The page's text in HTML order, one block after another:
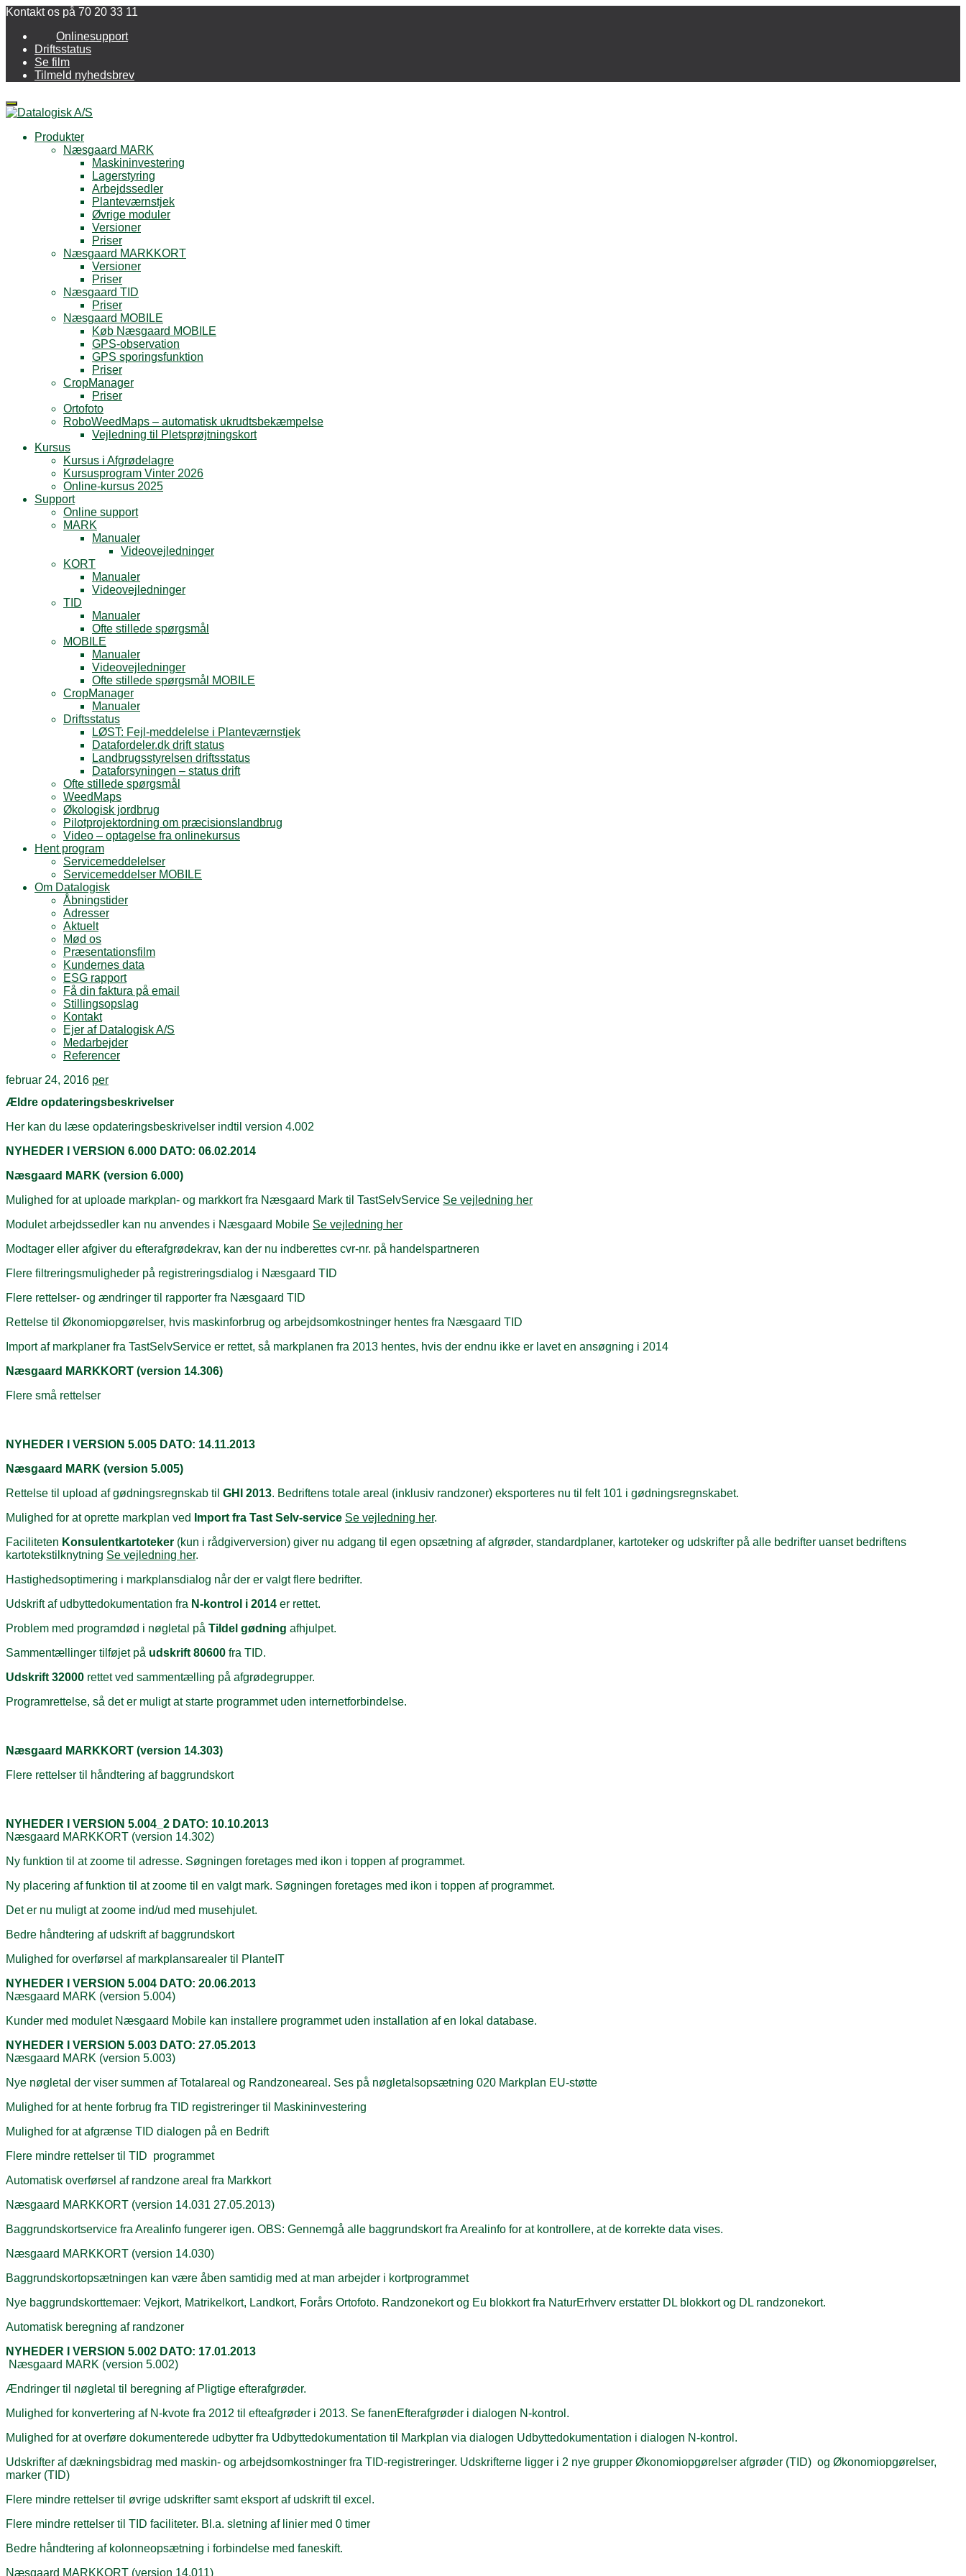
Kontakt os på 70 20 33 11
Onlinesupport
Driftsstatus
Se film
Tilmeld nyhedsbrev
Menu
Produkter
Næsgaard MARK
Maskininvestering
Lagerstyring
Arbejdssedler
Planteværnstjek
Øvrige moduler
Versioner
Priser
Næsgaard MARKKORT
Versioner
Priser
Næsgaard TID
Priser
Næsgaard MOBILE
Køb Næsgaard MOBILE
GPS-observation
GPS sporingsfunktion
Priser
CropManager
Priser
Ortofoto
RoboWeedMaps – automatisk ukrudtsbekæmpelse
Vejledning til Pletsprøjtningskort
Kursus
Kursus i Afgrødelagre
Kursusprogram Vinter 2026
Online-kursus 2025
Support
Online support
MARK
Manualer
Videovejledninger
KORT
Manualer
Videovejledninger
TID
Manualer
Ofte stillede spørgsmål
MOBILE
Manualer
Videovejledninger
Ofte stillede spørgsmål MOBILE
CropManager
Manualer
Driftsstatus
LØST: Fejl-meddelelse i Planteværnstjek
Datafordeler.dk drift status
Landbrugsstyrelsen driftsstatus
Dataforsyningen – status drift
Ofte stillede spørgsmål
WeedMaps
Økologisk jordbrug
Pilotprojektordning om præcisionslandbrug
Video – optagelse fra onlinekursus
Hent program
Servicemeddelelser
Servicemeddelser MOBILE
Om Datalogisk
Åbningstider
Adresser
Aktuelt
Mød os
Præsentationsfilm
Kundernes data
ESG rapport
Få din faktura på email
Stillingsopslag
Kontakt
Ejer af Datalogisk A/S
Medarbejder
Referencer
februar 24, 2016 per
Ældre opdateringsbeskrivelser
Her kan du læse opdateringsbeskrivelser indtil version 4.002
NYHEDER I VERSION 6.000 DATO: 06.02.2014
Næsgaard MARK (version 6.000)
Mulighed for at uploade markplan- og markkort fra Næsgaard Mark til TastSelvService Se vejledning her
Modulet arbejdssedler kan nu anvendes i Næsgaard Mobile Se vejledning her
Modtager eller afgiver du efterafgrødekrav, kan der nu indberettes cvr-nr. på handelspartneren
Flere filtreringsmuligheder på registreringsdialog i Næsgaard TID
Flere rettelser- og ændringer til rapporter fra Næsgaard TID
Rettelse til Økonomiopgørelser, hvis maskinforbrug og arbejdsomkostninger hentes fra Næsgaard TID
Import af markplaner fra TastSelvService er rettet, så markplanen fra 2013 hentes, hvis der endnu ikke er lavet en ansøgning i 2014
Næsgaard MARKKORT (version 14.306)
Flere små rettelser
NYHEDER I VERSION 5.005 DATO: 14.11.2013
Næsgaard MARK (version 5.005)
Rettelse til upload af gødningsregnskab til GHI 2013. Bedriftens totale areal (inklusiv randzoner) eksporteres nu til felt 101 i gødningsregnskabet.
Mulighed for at oprette markplan ved
Import fra Tast Selv-service Se vejledning her.
Faciliteten Konsulentkartoteker (kun i rådgiverversion) giver nu adgang til egen opsætning af afgrøder, standardplaner, kartoteker og udskrifter på alle bedrifter uanset bedriftens
kartotekstilknytning Se vejledning her.
Hastighedsoptimering i markplansdialog når der er valgt flere bedrifter.
Udskrift af udbyttedokumentation fra N-kontrol i 2014 er rettet.
Problem med programdød i nøgletal på Tildel gødning afhjulpet.
Sammentællinger tilføjet på udskrift 80600 fra TID.
Udskrift 32000 rettet ved sammentælling på afgrødegrupper.
Programrettelse, så det er muligt at starte programmet uden internetforbindelse.
Næsgaard MARKKORT (version 14.303)
Flere rettelser til håndtering af baggrundskort
NYHEDER I VERSION 5.004_2 DATO: 10.10.2013
Næsgaard MARKKORT (version 14.302)
Ny funktion til at zoome til adresse. Søgningen foretages med ikon i toppen af programmet.
Ny placering af funktion til at zoome til en valgt mark. Søgningen foretages med ikon i toppen af programmet.
Det er nu muligt at zoome ind/ud med musehjulet.
Bedre håndtering af udskrift af baggrundskort
Mulighed for overførsel af markplansarealer til PlanteIT
NYHEDER I VERSION 5.004 DATO: 20.06.2013
Næsgaard MARK (version 5.004)
Kunder med modulet Næsgaard Mobile kan installere programmet uden installation af en lokal database.
NYHEDER I VERSION 5.003 DATO: 27.05.2013
Næsgaard MARK (version 5.003)
Nye nøgletal der viser summen af Totalareal og Randzoneareal. Ses på nøgletalsopsætning 020 Markplan EU-støtte
Mulighed for at hente forbrug fra TID registreringer til Maskininvestering
Mulighed for at afgrænse TID dialogen på en Bedrift
Flere mindre rettelser til TID programmet
Automatisk overførsel af randzone areal fra Markkort
Næsgaard MARKKORT (version 14.031 27.05.2013)
Baggrundskortservice fra Arealinfo fungerer igen. OBS: Gennemgå alle baggrundskort fra Arealinfo for at kontrollere, at de korrekte data vises.
Næsgaard MARKKORT (version 14.030)
Baggrundskortopsætningen kan være åben samtidig med at man arbejder i kortprogrammet
Nye baggrundskorttemaer: Vejkort, Matrikelkort, Landkort, Forårs Ortofoto. Randzonekort og Eu blokkort fra NaturErhverv erstatter DL blokkort og DL randzonekort.
Automatisk beregning af randzoner
NYHEDER I VERSION 5.002 DATO: 17.01.2013
Næsgaard MARK (version 5.002)
Ændringer til nøgletal til beregning af Pligtige efterafgrøder.
Mulighed for konvertering af N-kvote fra 2012 til efteafgrøder i 2013. Se fanenEfterafgrøder i dialogen N-kontrol.
Mulighed for at overføre dokumenterede udbytter fra Udbyttedokumentation til Markplan via dialogen Udbyttedokumentation i dialogen N-kontrol.
Udskrifter af dækningsbidrag med maskin- og arbejdsomkostninger fra TID-registreringer. Udskrifterne ligger i 2 nye grupper Økonomiopgørelser afgrøder (TID) og Økonomiopgørelser,
marker (TID)
Flere mindre rettelser til øvrige udskrifter samt eksport af udskrift til excel.
Flere mindre rettelser til TID faciliteter. Bl.a. sletning af linier med 0 timer
Bedre håndtering af kolonneopsætning i forbindelse med faneskift.
Næsgaard MARKKORT (version 14.011)